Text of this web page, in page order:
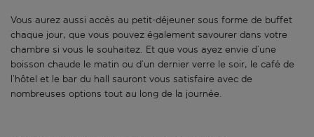
Vous aurez aussi accès au petit-déjeuner sous forme de buffet
chaque jour, que vous pouvez également savourer dans votre
chambre si vous le souhaitez. Et que vous ayez envie d’une
boisson chaude le matin ou d’un dernier verre le soir, le café de
l’hôtel et le bar du hall sauront vous satisfaire avec de
nombreuses options tout au long de la journée.